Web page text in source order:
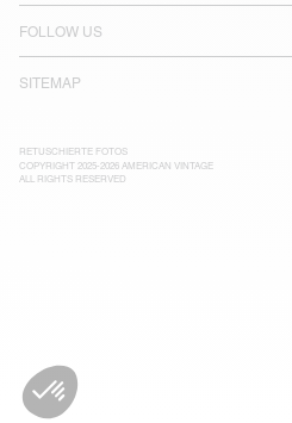
FOLLOW US
SITEMAP
RETUSCHIERTE FOTOS
COPYRIGHT 2025-2026 AMERICAN VINTAGE
ALL RIGHTS RESERVED